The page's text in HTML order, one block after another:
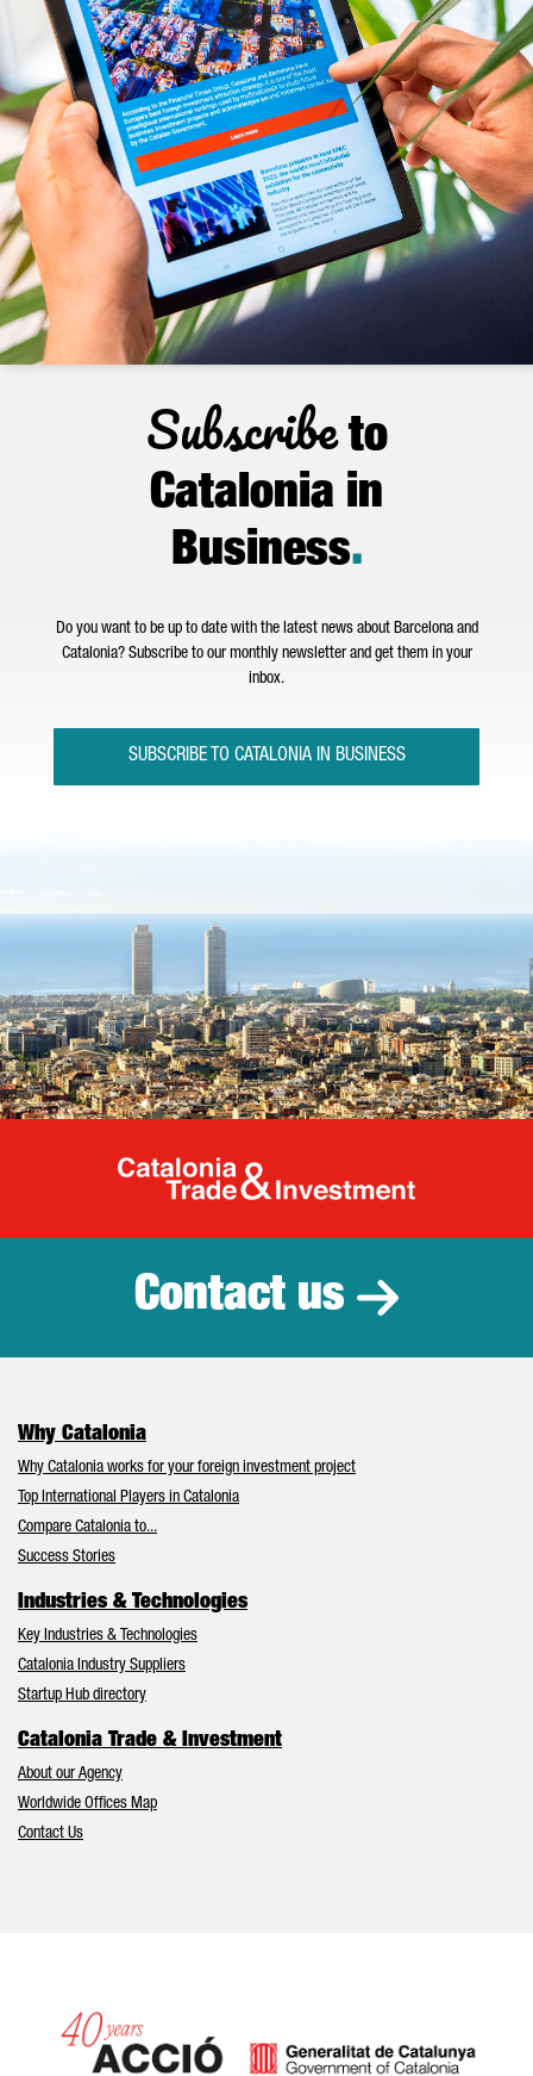
Subscribeto
Catalonia in
Business.
Do you want to be up to date with the latest news about Barcelona and
Catalonia? Subscribe to our monthly newsletter and get them in your
inbox.
SUBSCRIBE TO CATALONIA IN BUSINESS
Catalonia
Contact us
Why Catalonia
Why Catalonia works for your foreign investment project
Top International Players in Catalonia
Compare Catalonia to...
Success Stories
Industries & Technologies
Key Industries & Technologies
Catalonia Industry Suppliers
Startup Hub directory
Catalonia Trade & Investment
About our Agency
Worldwide Offices Map
Contact Us